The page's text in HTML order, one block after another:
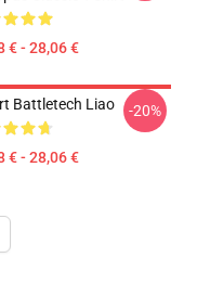
€ - 28,06 €
Battletech Liao
€ - 28,06 €
-20%